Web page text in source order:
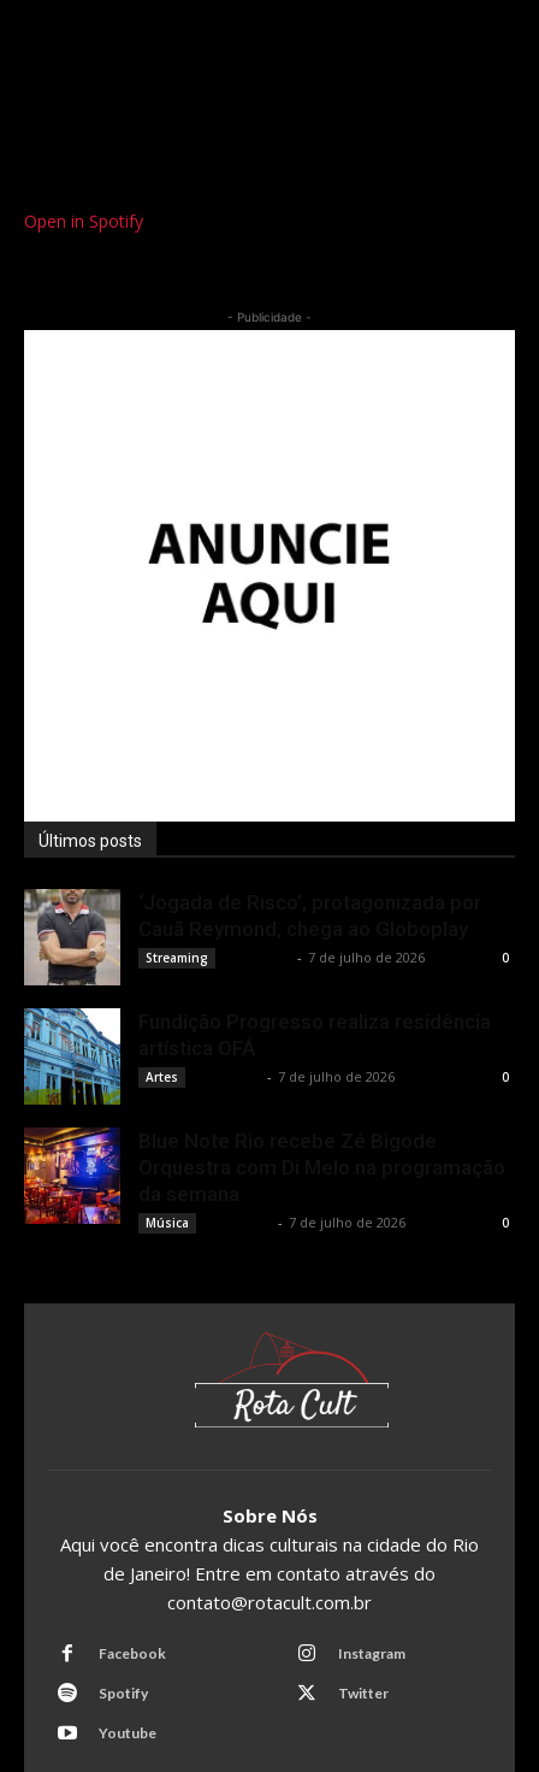
Open in Spotify
- Publicidade -
Últimos posts
Streaming - 7 de julho de 2026 0
Artes - 7 de julho de 2026 0
Música - 7 de julho de 2026 0
Sobre Nós
Aqui você encontra dicas culturais na cidade do Rio
de Janeiro! Entre em contato através do
contato@rotacult.com.br
Facebook Instagram
Spotify Twitter
Youtube